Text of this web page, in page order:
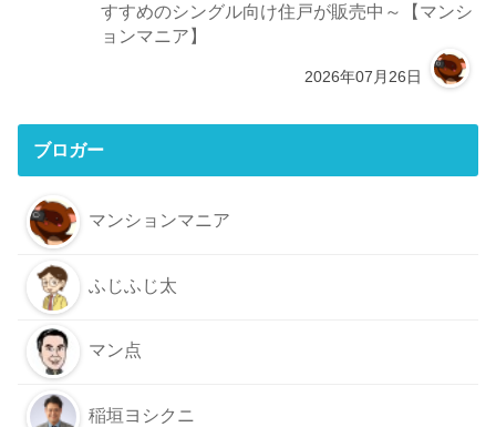
すすめのシングル向け住戸が販売中～【マンシ
ョンマニア】
2026年07月26日
ブロガー
マンションマニア
ふじふじ太
マン点
稲垣ヨシクニ